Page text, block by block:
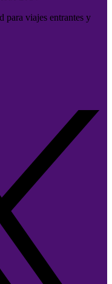
para viajes entrantes y